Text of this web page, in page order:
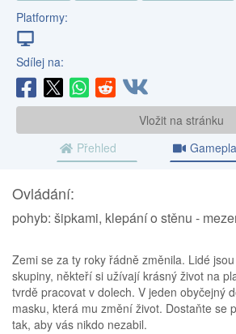
Platformy:
Sdílej na:
Vložit na stránku
Přehled
Ovládání:
pohyb: šipkami, klepání o stěnu -
Zemi se za ty roky řádně změnila. Lidé
skupiny, někteří si užívají krásný život na
tvrdě pracovat v dolech. V jeden obyčejný
masku, která mu změní život. Dostaňte se
tak, aby vás nikdo nezabil.